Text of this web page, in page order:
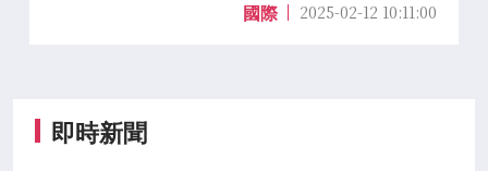
國際 2025-02-12 10:11:00
即時新聞